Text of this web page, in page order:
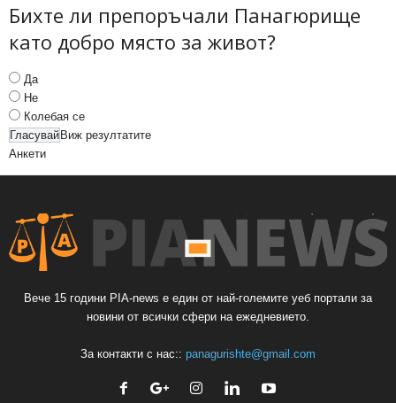
Бихте ли препоръчали Панагюрище
като добро място за живот?
Да
Не
Колебая се
Виж резултатите
Анкети
Вече 15 години PIA-news е един от най-големите уеб портали за
новини от всички сфери на ежедневието.
За контакти с нас:: panagurishte@gmail.com